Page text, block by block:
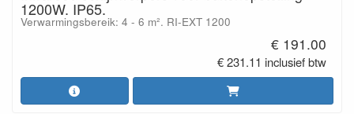
1200W. IP65.
Verwarmingsbereik: 4 - 6 m². RI-EXT 1200
€ 191.00
€ 231.11 inclusief btw